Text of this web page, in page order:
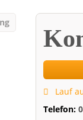
Lauf
Telefon: